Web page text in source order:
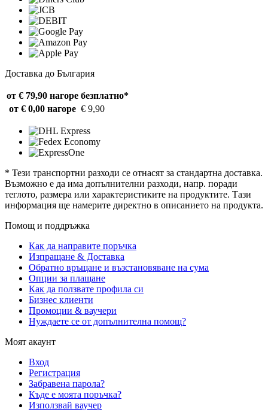
Доставка до България
от € 79,90 нагоре безплатно*
от € 0,00 нагоре € 9,90
* Тези транспортни разходи се отнасят за стандартна доставка.
Възможно е да има допълнителни разходи, напр. поради
теглото, размера или характеристиките на продуктите. Тази
информация ще намерите директно в описанието на продукта.
Помощ и поддръжка
Как да направите поръчка
Изпращане & Доставка
Обратно връщане и възстановяване на сума
Опции за плащане
Как да ползвате профила си
Бизнес клиенти
Промоции & ваучери
Нуждаете се от допълнителна помощ?
Моят акаунт
Вход
Регистрация
Забравена парола?
Къде е моята поръчка?
Използвай ваучер